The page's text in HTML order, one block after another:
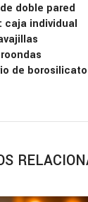
doble pared
caja individual
de